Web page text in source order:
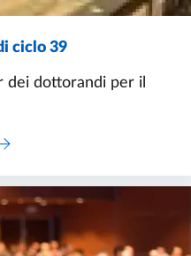
ciclo 39
dei dottorandi per il
DOTTORANDI CICLO 39